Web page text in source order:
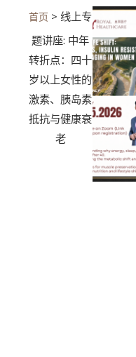
> 线上专
题讲座: 中年
转折点：四十
岁以上女性的
激素、胰岛素
抵抗与健康衰
老